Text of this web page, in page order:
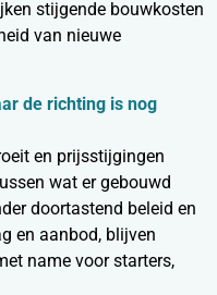
stijgende bouwkosten
van nieuwe
de richting is nog
en prijsstijgingen
wat er gebouwd
doortastend beleid en
en aanbod, blijven
name voor starters,